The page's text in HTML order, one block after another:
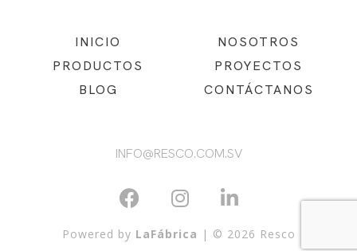
INICIO
NOSOTROS
PRODUCTOS
PROYECTOS
BLOG
CONTÁCTANOS
INFO@RESCO.COM.SV
Powered by LaFábrica | © 2026 Resco